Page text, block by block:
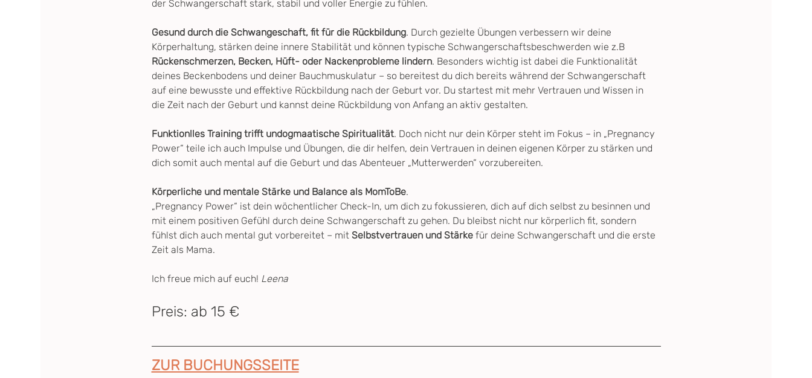
der Schwangerschaft stark, stabil und voller Energie zu fühlen.
Gesund durch die Schwangeschaft, fit für die Rückbildung. Durch gezielte Übungen verbessern wir deine
Körperhaltung, stärken deine innere Stabilität und können typische Schwangerschaftsbeschwerden wie z.B
Rückenschmerzen, Becken, Hüft- oder Nackenprobleme lindern. Besonders wichtig ist dabei die Funktionalität
deines Beckenbodens und deiner Bauchmuskulatur – so bereitest du dich bereits während der Schwangerschaft
auf eine bewusste und effektive Rückbildung nach der Geburt vor. Du startest mit mehr Vertrauen und Wissen in
die Zeit nach der Geburt und kannst deine Rückbildung von Anfang an aktiv gestalten.
Funktionlles Training trifft undogmaatische Spiritualität. Doch nicht nur dein Körper steht im Fokus – in „Pregnancy
Power“ teile ich auch Impulse und Übungen, die dir helfen, dein Vertrauen in deinen eigenen Körper zu stärken und
dich somit auch mental auf die Geburt und das Abenteuer „Mutterwerden“ vorzubereiten.
Körperliche und mentale Stärke und Balance als MomToBe.
„Pregnancy Power“ ist dein wöchentlicher Check-In, um dich zu fokussieren, dich auf dich selbst zu besinnen und
mit einem positiven Gefühl durch deine Schwangerschaft zu gehen. Du bleibst nicht nur körperlich fit, sondern
fühlst dich auch mental gut vorbereitet – mit Selbstvertrauen und Stärke für deine Schwangerschaft und die erste
Zeit als Mama.
Ich freue mich auf euch! Leena
Preis: ab 15 €
ZUR BUCHUNGSSEITE